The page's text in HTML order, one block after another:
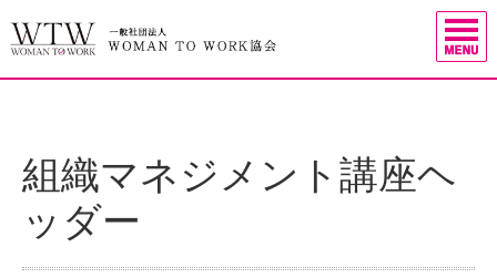
組織マネジメント講座ヘ
ッダー